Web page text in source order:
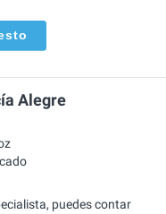
Alegre
puedes contar